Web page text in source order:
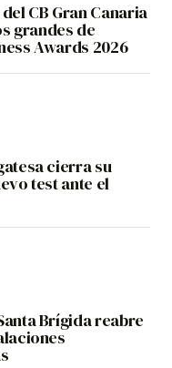
CB Gran Canaria
grandes de
Awards 2026
cierra su
test ante el
Brígida reabre